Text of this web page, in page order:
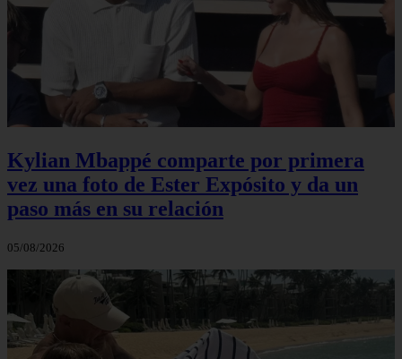
Kylian Mbappé comparte por primera
vez una foto de Ester Expósito y da un
paso más en su relación
05/08/2026